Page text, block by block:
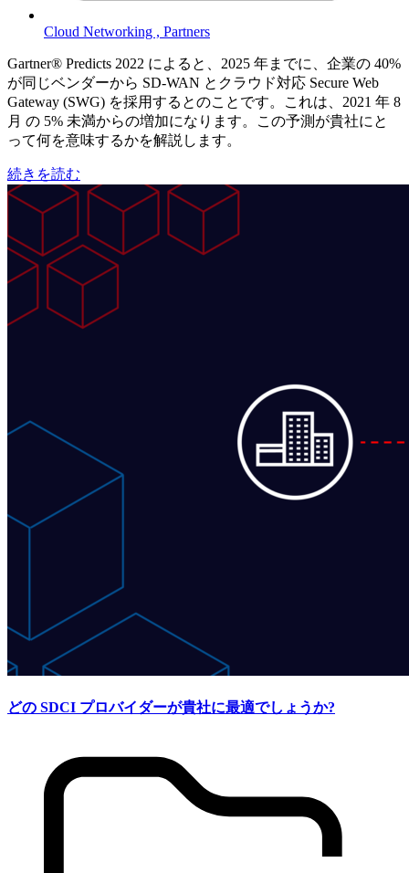
Cloud Networking , Partners
Gartner® Predicts 2022 によると、2025 年までに、企業の 40%
が同じベンダーから SD-WAN とクラウド対応 Secure Web
Gateway (SWG) を採用するとのことです。これは、2021 年 8
月 の 5% 未満からの増加になります。この予測が貴社にと
って何を意味するかを解説します。
続きを読む
どの SDCI プロバイダーが貴社に最適でしょうか?